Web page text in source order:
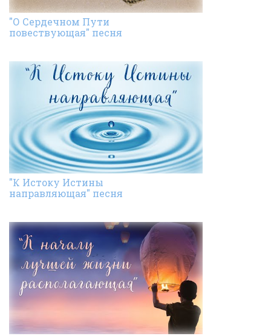
"О Сердечном Пути
повествующая" песня
"К Истоку Истины
направляющая" песня